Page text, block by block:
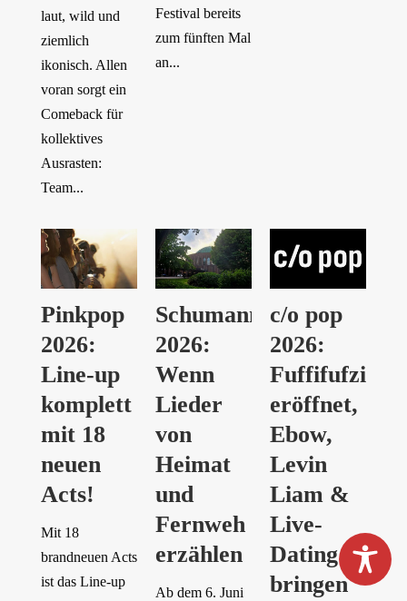
laut, wild und
ziemlich
ikonisch. Allen
voran sorgt ein
Comeback für
kollektives
Ausrasten:
Team...
Festival bereits
zum fünften Mal
an...
Pinkpop
2026:
Line-up
komplett
mit 18
neuen
Acts!
Mit 18
brandneuen Acts
ist das Line-up
Schumannfest
2026:
Wenn
Lieder
von
Heimat
und
Fernweh
erzählen
Ab dem 6. Juni
c/o pop
2026:
Fuffifufzich
eröffnet,
Ebow,
Levin
Liam &
Live-
Dating
bringen